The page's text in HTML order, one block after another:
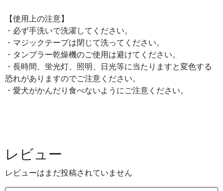
【使用上の注意】
・必ず手洗いで洗濯してください。
・マジックテープは閉じて洗ってください。
・タンブラー乾燥機のご使用は避けてください。
・長時間、蛍光灯、照明、日光等に当たりますと変色する
恐れがありますのでご注意ください。
・愛犬がかんだり食べないようにご注意ください。
レビュー
レビューはまだ投稿されていません